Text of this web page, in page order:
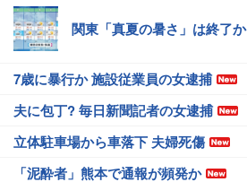
関東「真夏の暑さ」は終了か
7歳に暴行か 施設従業員の女逮捕
夫に包丁? 毎日新聞記者の女逮捕
立体駐車場から車落下 夫婦死傷
「泥酔者」熊本で通報が頻発か